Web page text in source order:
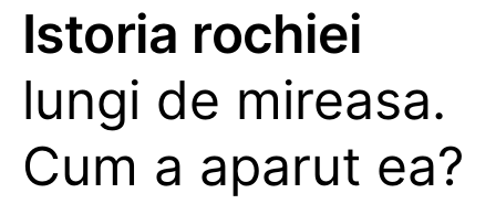
Istoria rochiei
lungi de mireasa.
Cum a aparut ea?